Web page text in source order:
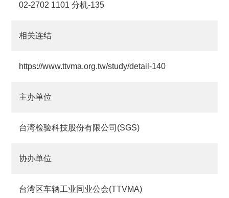
02-2702 1101 分机-135
相关连结
https://www.ttvma.org.tw/study/detail-140
主办单位
台湾检验科技股份有限公司(SGS)
协办单位
台湾区车辆工业同业公会(TTVMA)